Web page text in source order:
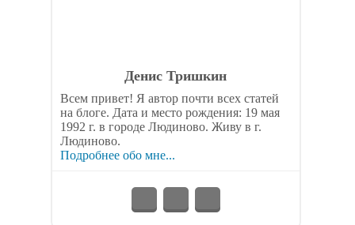
Денис Тришкин
Всем привет! Я автор почти всех статей
на блоге. Дата и место рождения: 19 мая
1992 г. в городе Людиново. Живу в г.
Людиново.
Подробнее обо мне...